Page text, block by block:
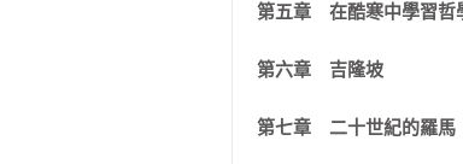
味的故事，這位傑出的外
第五章　在酷寒中學習哲
第六章　吉隆坡
第七章　二十世紀的羅馬